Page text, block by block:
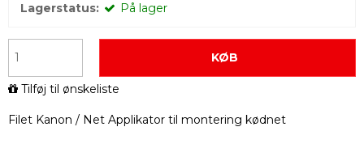
Lagerstatus: På lager
KØB
Tilføj til ønskeliste
Filet Kanon / Net Applikator til montering kødnet